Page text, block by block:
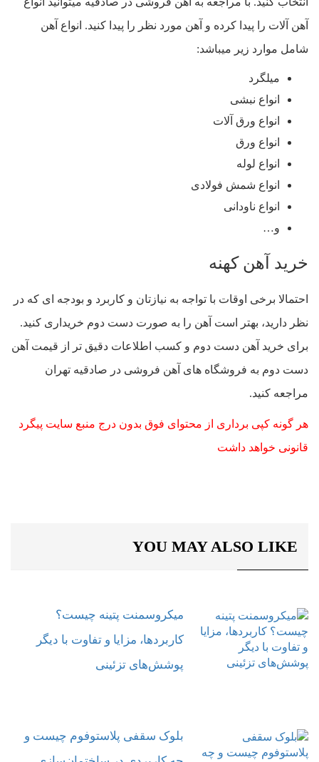
آهن آلات را پیدا کرده و آهن مورد نظر را پیدا کنید. انواع آهن
شامل موارد زیر میباشد:
میلگرد
انواع نبشی
انواع ورق آلات
انواع ورق
انواع لوله
انواع شمش فولادی
انواع ناودانی
و…
خرید آهن کهنه
احتمالا برخی اوقات با تواجه به نیازتان و کاربرد و بودجه ای که در
نظر دارید، بهتر است آهن را به صورت دست دوم خریداری کنید.
برای خرید آهن دست دوم و کسب اطلاعات دقیق تر از قیمت آهن
دست دوم به فروشگاه های آهن فروشی در صادقیه تهران
مراجعه کنید.
هر گونه کپی برداری از محتوای فوق بدون درج منبع سایت پیگرد
قانونی خواهد داشت
YOU MAY ALSO LIKE
میکروسمنت پتینه چیست؟
کاربردها، مزایا و تفاوت با دیگر
پوشش‌های تزئینی
بلوک سقفی پلاستوفوم چیست و